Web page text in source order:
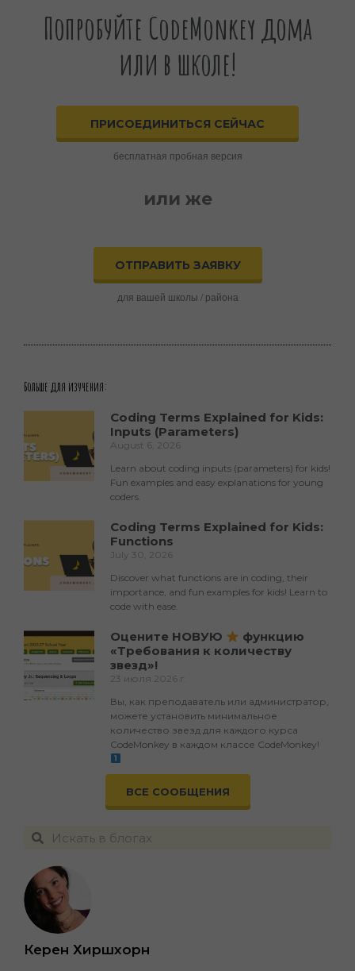
ВСЕ СООБЩЕНИЯ
Керен Хиршхорн
Попробуйте CodeMonkey дома
или в школе!
ПРИСОЕДИНИТЬСЯ СЕЙЧАС
бесплатная пробная версия
или же
ОТПРАВИТЬ ЗАЯВКУ
для вашей школы / района
Больше для изучения:
Coding Terms Explained for Kids:
Inputs (Parameters)
August 6, 2026
Learn about coding inputs (parameters) for kids!
Fun examples and easy explanations for young
coders.
Coding Terms Explained for Kids:
Functions
July 30, 2026
Discover what functions are in coding, their
importance, and fun examples for kids! Learn to
code with ease.
Оцените НОВУЮ
функцию
«Требования к количеству
звезд»!
23 июля 2026 г.
Вы, как преподаватель или администратор,
можете установить минимальное
количество звезд для каждого курса
CodeMonkey в каждом классе CodeMonkey!